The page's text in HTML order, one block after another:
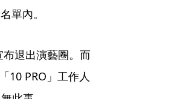
單內。
退出演藝圈。而
10 PRO」工作人